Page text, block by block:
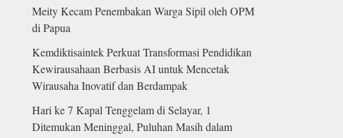
Meity Kecam Penembakan Warga Sipil oleh OPM
di Papua
Kemdiktisaintek Perkuat Transformasi Pendidikan
Kewirausahaan Berbasis AI untuk Mencetak
Wirausaha Inovatif dan Berdampak
Hari ke 7 Kapal Tenggelam di Selayar, 1
Ditemukan Meninggal, Puluhan Masih dalam